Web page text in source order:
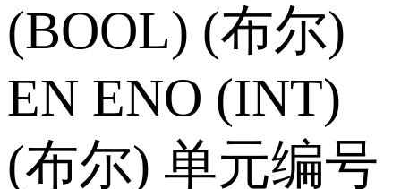
(BOOL) (布尔)
EN ENO (INT)
(布尔) 单元编号